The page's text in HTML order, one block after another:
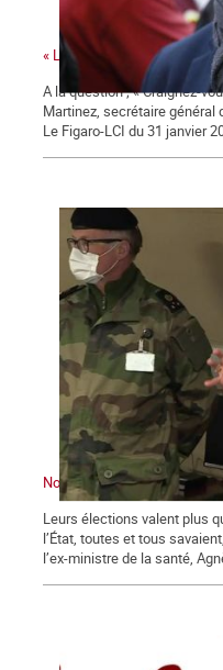
« La colère sociale est là » ...
A la question ; « Craignez-
Martinez, secrétaire général
Le Figaro-LCI du 31 janvier
Nous sommes en guerre …
Leurs élections valent plus
l’État, toutes et tous
l’ex-ministre de la santé,